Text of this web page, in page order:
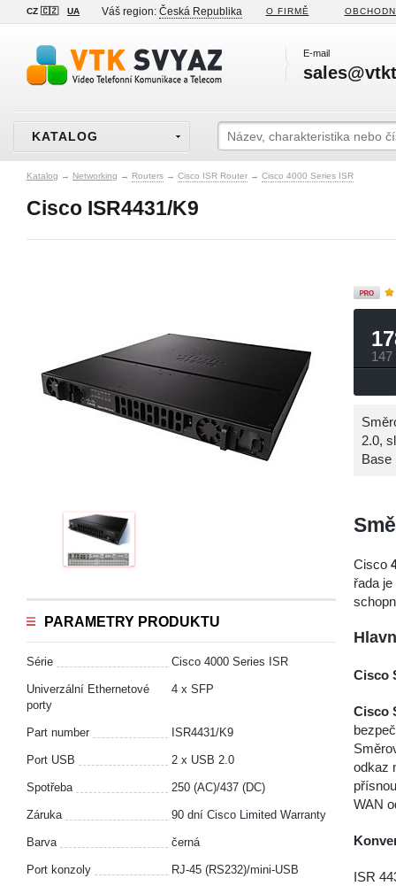
CZ 🇨🇿 UA Váš region: Česká Republika O FIRMĚ
E-mail
KATALOG
Katalog → Networking → Routers → Cisco ISR Router → Cisco 4000 Series ISR
Cisco ISR4431/K9
PARAMETRY PRODUKTU
Série Cisco 4000 Series ISR
Univerzální Ethernetové
porty
4 x SFP
Part number ISR4431/K9
Port USB 2 x USB 2.0
Spotřeba 250 (AC)/437 (DC)
Záruka 90 dní Cisco Limited Warranty
Barva černá
Port konzoly RJ-45 (RS232)/mini-USB
2.0,
Base
Cisco
řada
Cisco
Cisco
odkaz
WAN
ISR